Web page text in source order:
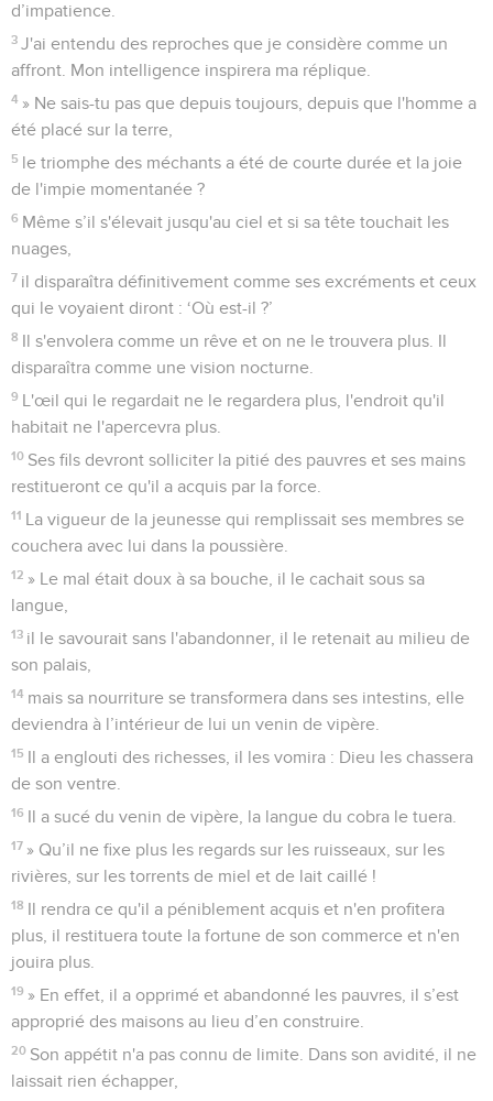
d’impatience.
3 J'ai entendu des reproches que je considère comme un
affront. Mon intelligence inspirera ma réplique.
4 » Ne sais-tu pas que depuis toujours, depuis que l'homme a
été placé sur la terre,
5 le triomphe des méchants a été de courte durée et la joie
de l'impie momentanée ?
6 Même s’il s'élevait jusqu'au ciel et si sa tête touchait les
nuages,
7 il disparaîtra définitivement comme ses excréments et ceux
qui le voyaient diront : ‘Où est-il ?’
8 Il s'envolera comme un rêve et on ne le trouvera plus. Il
disparaîtra comme une vision nocturne.
9 L'œil qui le regardait ne le regardera plus, l'endroit qu'il
habitait ne l'apercevra plus.
10 Ses fils devront solliciter la pitié des pauvres et ses mains
restitueront ce qu'il a acquis par la force.
11 La vigueur de la jeunesse qui remplissait ses membres se
couchera avec lui dans la poussière.
12 » Le mal était doux à sa bouche, il le cachait sous sa
langue,
13 il le savourait sans l'abandonner, il le retenait au milieu de
son palais,
14 mais sa nourriture se transformera dans ses intestins, elle
deviendra à l’intérieur de lui un venin de vipère.
15 Il a englouti des richesses, il les vomira : Dieu les chassera
de son ventre.
16 Il a sucé du venin de vipère, la langue du cobra le tuera.
17 » Qu’il ne fixe plus les regards sur les ruisseaux, sur les
rivières, sur les torrents de miel et de lait caillé !
18 Il rendra ce qu'il a péniblement acquis et n'en profitera
plus, il restituera toute la fortune de son commerce et n'en
jouira plus.
19 » En effet, il a opprimé et abandonné les pauvres, il s’est
approprié des maisons au lieu d’en construire.
20 Son appétit n'a pas connu de limite. Dans son avidité, il ne
laissait rien échapper,